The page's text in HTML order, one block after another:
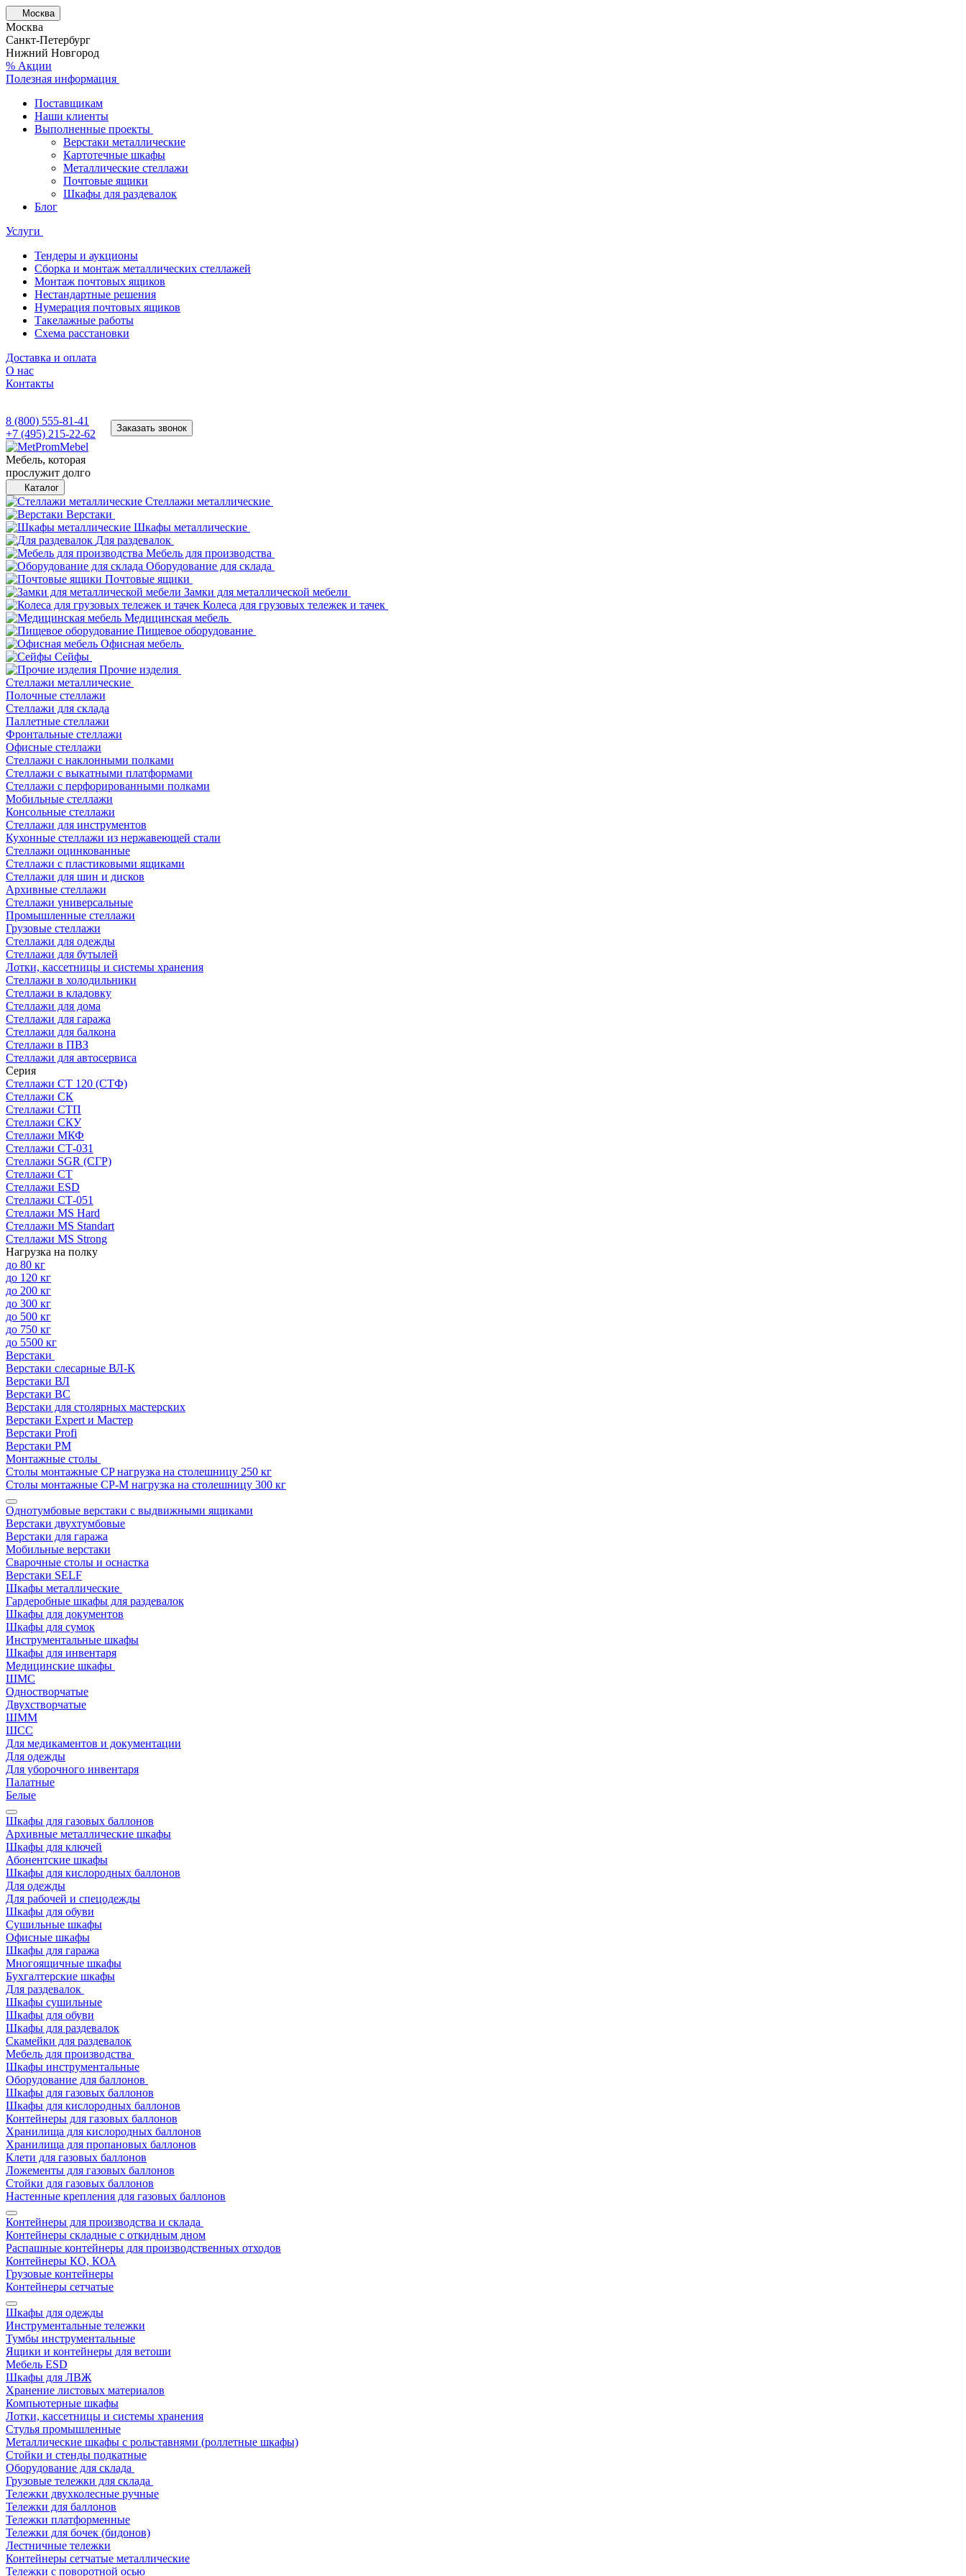
Москва
Москва
Санкт-Петербург
Нижний Новгород
% Акции
Полезная информация
Поставщикам
Наши клиенты
Выполненные проекты
Верстаки металлические
Картотечные шкафы
Металлические стеллажи
Почтовые ящики
Шкафы для раздевалок
Блог
Услуги
Тендеры и аукционы
Сборка и монтаж металлических стеллажей
Монтаж почтовых ящиков
Нестандартные решения
Нумерация почтовых ящиков
Такелажные работы
Схема расстановки
Доставка и оплата
О нас
Контакты
8 (800) 555-81-41
+7 (495) 215-22-62
Заказать звонок
Мебель, которая
прослужит долго
Каталог
Стеллажи металлические
Верстаки
Шкафы металлические
Для раздевалок
Мебель для производства
Оборудование для склада
Почтовые ящики
Замки для металлической мебели
Колеса для грузовых тележек и тачек
Медицинская мебель
Пищевое оборудование
Офисная мебель
Сейфы
Прочие изделия
Стеллажи металлические
Полочные стеллажи
Стеллажи для склада
Паллетные стеллажи
Фронтальные стеллажи
Офисные стеллажи
Стеллажи с наклонными полками
Стеллажи с выкатными платформами
Стеллажи с перфорированными полками
Мобильные стеллажи
Консольные стеллажи
Стеллажи для инструментов
Кухонные стеллажи из нержавеющей стали
Стеллажи оцинкованные
Стеллажи с пластиковыми ящиками
Стеллажи для шин и дисков
Архивные стеллажи
Стеллажи универсальные
Промышленные стеллажи
Грузовые стеллажи
Стеллажи для одежды
Стеллажи для бутылей
Лотки, кассетницы и системы хранения
Стеллажи в холодильники
Стеллажи в кладовку
Стеллажи для дома
Стеллажи для гаража
Стеллажи для балкона
Стеллажи в ПВЗ
Стеллажи для автосервиса
Серия
Стеллажи СТ 120 (СТФ)
Стеллажи СК
Стеллажи СТП
Стеллажи СКУ
Стеллажи МКФ
Стеллажи СТ-031
Стеллажи SGR (СГР)
Стеллажи СТ
Стеллажи ESD
Стеллажи СТ-051
Стеллажи MS Hard
Стеллажи MS Standart
Стеллажи MS Strong
Нагрузка на полку
до 80 кг
до 120 кг
до 200 кг
до 300 кг
до 500 кг
до 750 кг
до 5500 кг
Верстаки
Верстаки слесарные ВЛ-К
Верстаки ВЛ
Верстаки ВС
Верстаки для столярных мастерских
Верстаки Expert и Мастер
Верстаки Profi
Верстаки РМ
Монтажные столы
Столы монтажные СP нагрузка на столешницу 250 кг
Столы монтажные СР-М нагрузка на столешницу 300 кг
Однотумбовые верстаки с выдвижными ящиками
Верстаки двухтумбовые
Верстаки для гаража
Мобильные верстаки
Сварочные столы и оснастка
Верстаки SELF
Шкафы металлические
Гардеробные шкафы для раздевалок
Шкафы для документов
Шкафы для сумок
Инструментальные шкафы
Шкафы для инвентаря
Медицинские шкафы
ШМС
Одностворчатые
Двухстворчатые
ШММ
ШСС
Для медикаментов и документации
Для одежды
Для уборочного инвентаря
Палатные
Белые
Шкафы для газовых баллонов
Архивные металлические шкафы
Шкафы для ключей
Абонентские шкафы
Шкафы для кислородных баллонов
Для одежды
Для рабочей и спецодежды
Шкафы для обуви
Сушильные шкафы
Офисные шкафы
Шкафы для гаража
Многоящичные шкафы
Бухгалтерские шкафы
Для раздевалок
Шкафы сушильные
Шкафы для обуви
Шкафы для раздевалок
Скамейки для раздевалок
Мебель для производства
Шкафы инструментальные
Оборудование для баллонов
Шкафы для газовых баллонов
Шкафы для кислородных баллонов
Контейнеры для газовых баллонов
Хранилища для кислородных баллонов
Хранилища для пропановых баллонов
Клети для газовых баллонов
Ложементы для газовых баллонов
Стойки для газовых баллонов
Настенные крепления для газовых баллонов
Контейнеры для производства и склада
Контейнеры складные с откидным дном
Распашные контейнеры для производственных отходов
Контейнеры КО, КОА
Грузовые контейнеры
Контейнеры сетчатые
Шкафы для одежды
Инструментальные тележки
Тумбы инструментальные
Ящики и контейнеры для ветоши
Мебель ESD
Шкафы для ЛВЖ
Хранение листовых материалов
Компьютерные шкафы
Лотки, кассетницы и системы хранения
Стулья промышленные
Металлические шкафы с рольставнями (роллетные шкафы)
Стойки и стенды подкатные
Оборудование для склада
Грузовые тележки для склада
Тележки двухколесные ручные
Тележки для баллонов
Тележки платформенные
Тележки для бочек (бидонов)
Лестничные тележки
Контейнеры сетчатые металлические
Тележки с поворотной осью